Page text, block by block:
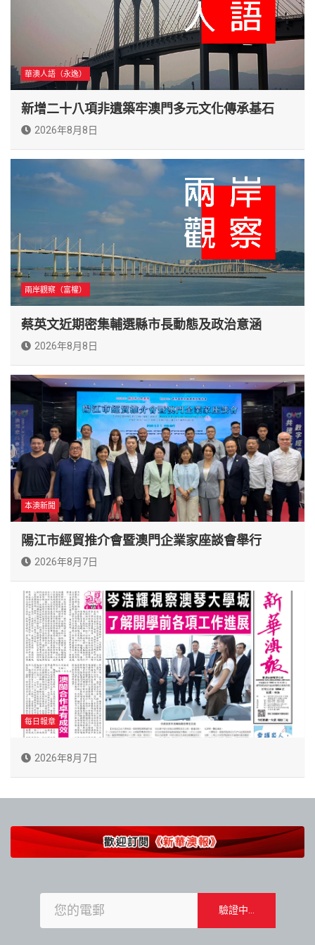
華澳人語（永逸）
新增二十八項非遺築牢澳門多元文化傳承基石
2026年8月8日
兩岸觀察（富權）
蔡英文近期密集輔選縣市長動態及政治意涵
2026年8月8日
本澳新聞
陽江市經貿推介會暨澳門企業家座談會舉行
2026年8月7日
每日報章
2026年8月7日